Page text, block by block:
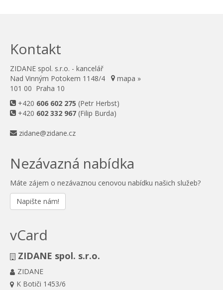
Kontakt
ZIDANE spol. s.r.o. - kancelář
Nad Vinným Potokem 1148/4
mapa »
101 00 Praha 10
+420 606 602 275 (Petr Herbst)
+420 602 332 967 (Filip Burda)
zidane@zidane.cz
Nezávazná nabídka
Máte zájem o nezávaznou cenovou nabídku našich služeb?
Napište nám!
vCard
ZIDANE spol. s.r.o.
ZIDANE
K Botiči 1453/6